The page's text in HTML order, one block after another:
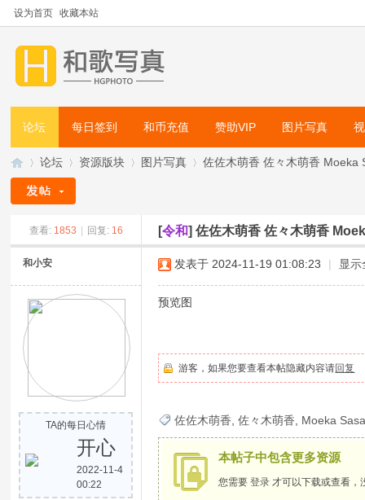
设为首页 收藏本站
论坛 每日签到 和币充值 赞助VIP 图片写真
»
论坛
›
资源版块 图片写真 佐佐木萌香 佐々木萌香 Moeka
查看: 1853 回复: 16 [令和]佐佐木萌香 佐々木萌香
和小安
TA的每日心情
开心
2022-11-4
00:22
发表于 2024-11-19 01:08:23 | 显示
预览图
游客，如果您要查看本帖隐藏内容请回复
佐佐木萌香 ,佐々木萌香 Moeka
本帖子中包含更多资源
您需要登录 才可以下载或查看，